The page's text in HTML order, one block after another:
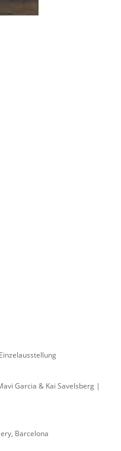
Garcia & Kai Savelsberg |
Barcelona